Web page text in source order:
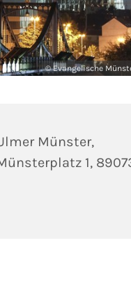
© Evangelische
Münster,
1,